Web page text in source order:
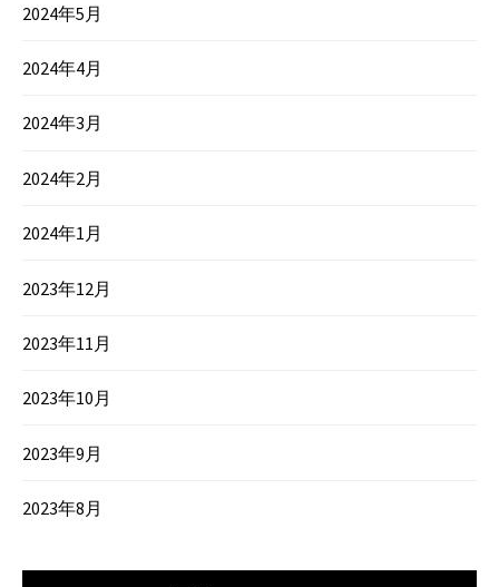
2024年5月
2024年4月
2024年3月
2024年2月
2024年1月
2023年12月
2023年11月
2023年10月
2023年9月
2023年8月